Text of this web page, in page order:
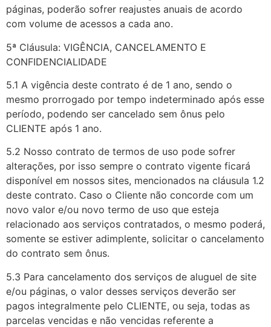
páginas, poderão sofrer reajustes anuais de acordo
com volume de acessos a cada ano.
5ª Cláusula: VIGÊNCIA, CANCELAMENTO E
CONFIDENCIALIDADE
5.1 A vigência deste contrato é de 1 ano, sendo o
mesmo prorrogado por tempo indeterminado após esse
período, podendo ser cancelado sem ônus pelo
CLIENTE após 1 ano.
5.2 Nosso contrato de termos de uso pode sofrer
alterações, por isso sempre o contrato vigente ficará
disponível em nossos sites, mencionados na cláusula 1.2
deste contrato. Caso o Cliente não concorde com um
novo valor e/ou novo termo de uso que esteja
relacionado aos serviços contratados, o mesmo poderá,
somente se estiver adimplente, solicitar o cancelamento
do contrato sem ônus.
5.3 Para cancelamento dos serviços de aluguel de site
e/ou páginas, o valor desses serviços deverão ser
pagos integralmente pelo CLIENTE, ou seja, todas as
parcelas vencidas e não vencidas referente a